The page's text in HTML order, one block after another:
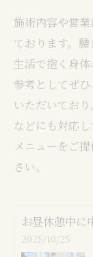
施術内容や営
ております。
生活で抱く身
参考としてぜ
いただいてお
などにも対応
メニューをご
さい。
お昼休憩中に
2025/10/25